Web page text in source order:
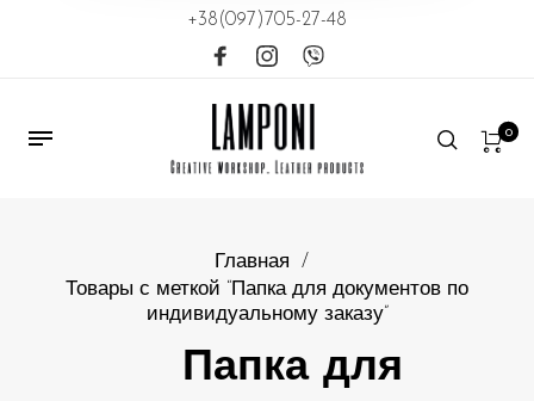
+38(097)705-27-48
0
Главная
/
Товары с меткой “Папка для документов по
индивидуальному заказу”
Папка для